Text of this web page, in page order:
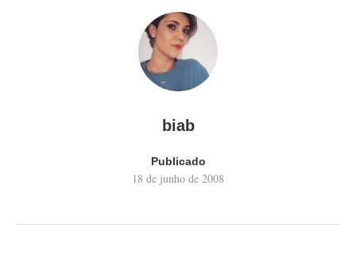
biab
Publicado
18 de junho de 2008